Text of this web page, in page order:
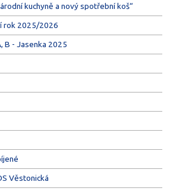
kuchyně a nový spotřební koš“
rok 2025/2026
B - Jasenka 2025
Věstonická